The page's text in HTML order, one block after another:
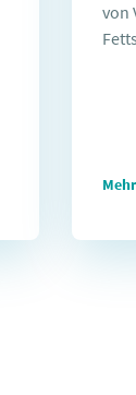
von